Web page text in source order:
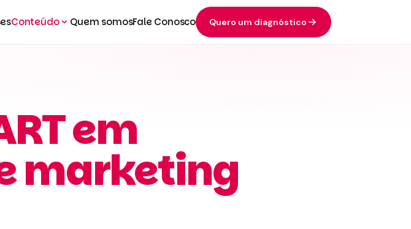
Conteúdo Quem somosFale Conosco Quero um diagnóstico
em
marketing